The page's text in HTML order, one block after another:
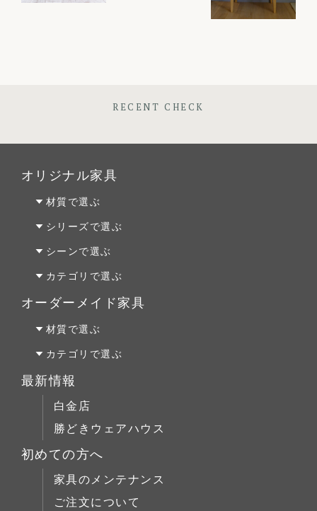
RECENT CHECK
オリジナル家具
材質で選ぶ
オーク材
パイン材
チェリー材
シリーズで選ぶ
Penny Wise(ペニーワイズ)
colonalteak(コロニアルチーク)
Lloyd Loom(ロイドルーム)
シーンで選ぶ
リビング
ダイニング
カテゴリで選ぶ
テーブルALL
テーブルS
チェア
キャビネット
コーヒーテーブル
ローボード
チェスト
ブックケース
オーダーメイド家具
オーダーファニチャー
オーダーキッチン＆洗面
リフォーム
材質で選ぶ
オーク材
パイン材
チェリー材
カテゴリで選ぶ
テーブルALL
テーブルS
テーブルM
テーブルL
最新情報
白金店
勝どきウェアハウス
初めての方へ
家具のメンテナンス
ご注文について